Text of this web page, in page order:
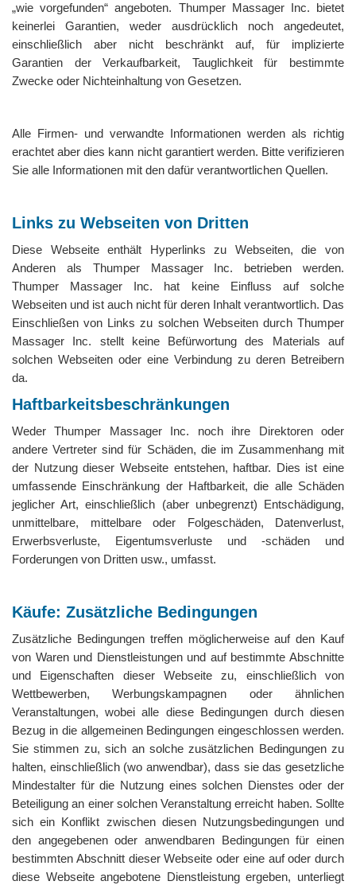
„wie vorgefunden“ angeboten. Thumper Massager Inc. bietet
keinerlei Garantien, weder ausdrücklich noch angedeutet,
einschließlich aber nicht beschränkt auf, für implizierte
Garantien der Verkaufbarkeit, Tauglichkeit für bestimmte
Zwecke oder Nichteinhaltung von Gesetzen.
Alle Firmen- und verwandte Informationen werden als richtig
erachtet aber dies kann nicht garantiert werden. Bitte verifizieren
Sie alle Informationen mit den dafür verantwortlichen Quellen.
Links zu Webseiten von Dritten
Diese Webseite enthält Hyperlinks zu Webseiten, die von
Anderen als Thumper Massager Inc. betrieben werden.
Thumper Massager Inc. hat keine Einfluss auf solche
Webseiten und ist auch nicht für deren Inhalt verantwortlich. Das
Einschließen von Links zu solchen Webseiten durch Thumper
Massager Inc. stellt keine Befürwortung des Materials auf
solchen Webseiten oder eine Verbindung zu deren Betreibern
da.
Haftbarkeitsbeschränkungen
Weder Thumper Massager Inc. noch ihre Direktoren oder
andere Vertreter sind für Schäden, die im Zusammenhang mit
der Nutzung dieser Webseite entstehen, haftbar. Dies ist eine
umfassende Einschränkung der Haftbarkeit, die alle Schäden
jeglicher Art, einschließlich (aber unbegrenzt) Entschädigung,
unmittelbare, mittelbare oder Folgeschäden, Datenverlust,
Erwerbsverluste, Eigentumsverluste und -schäden und
Forderungen von Dritten usw., umfasst.
Käufe: Zusätzliche Bedingungen
Zusätzliche Bedingungen treffen möglicherweise auf den Kauf
von Waren und Dienstleistungen und auf bestimmte Abschnitte
und Eigenschaften dieser Webseite zu, einschließlich von
Wettbewerben, Werbungskampagnen oder ähnlichen
Veranstaltungen, wobei alle diese Bedingungen durch diesen
Bezug in die allgemeinen Bedingungen eingeschlossen werden.
Sie stimmen zu, sich an solche zusätzlichen Bedingungen zu
halten, einschließlich (wo anwendbar), dass sie das gesetzliche
Mindestalter für die Nutzung eines solchen Dienstes oder der
Beteiligung an einer solchen Veranstaltung erreicht haben. Sollte
sich ein Konflikt zwischen diesen Nutzungsbedingungen und
den angegebenen oder anwendbaren Bedingungen für einen
bestimmten Abschnitt dieser Webseite oder eine auf oder durch
diese Webseite angebotene Dienstleistung ergeben, unterliegt